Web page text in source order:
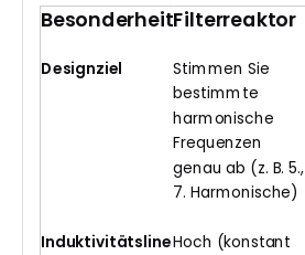
BesonderheitFilterreaktor
Designziel Stimmen Sie
bestimmte
harmonische
Frequenzen
genau ab (z. B. 5.,
7. Harmonische)
InduktivitätslineHoch (konstant